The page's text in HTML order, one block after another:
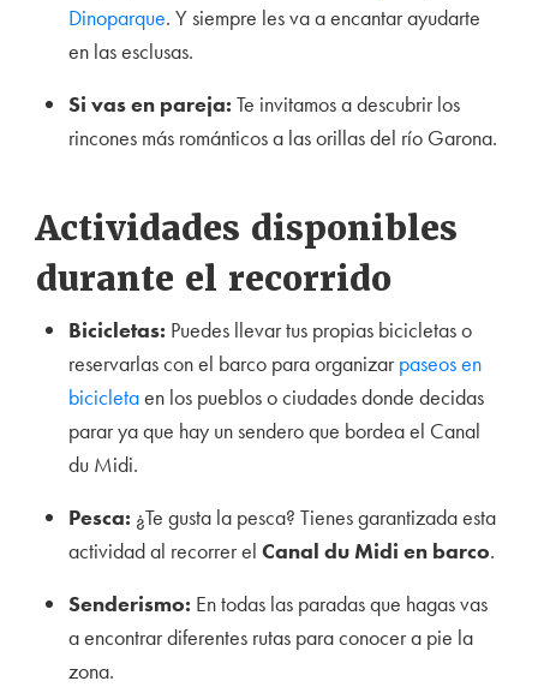
Dinoparque. Y siempre les va a encantar ayudarte
en las esclusas.
Si vas en pareja: Te invitamos a descubrir los
rincones más románticos a las orillas del río Garona.
Actividades disponibles
durante el recorrido
Bicicletas: Puedes llevar tus propias bicicletas o
reservarlas con el barco para organizarpaseos en
bicicletaen los pueblos o ciudades donde decidas
parar ya que hay un sendero que bordea el Canal
du Midi.
Pesca: ¿Te gusta la pesca? Tienes garantizada esta
actividad al recorrer el Canal du Midi en barco.
Senderismo: En todas las paradas que hagas vas
a encontrar diferentes rutas para conocer a pie la
zona.